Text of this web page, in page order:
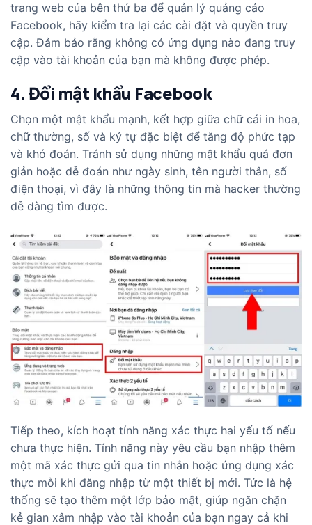
trang web của bên thứ ba để quản lý quảng cáo
Facebook, hãy kiểm tra lại các cài đặt và quyền truy
cập. Đảm bảo rằng không có ứng dụng nào đang truy
cập vào tài khoản của bạn mà không được phép.
4. Đổi mật khẩu Facebook
Chọn một mật khẩu mạnh, kết hợp giữa chữ cái in hoa,
chữ thường, số và ký tự đặc biệt để tăng độ phức tạp
và khó đoán. Tránh sử dụng những mật khẩu quá đơn
giản hoặc dễ đoán như ngày sinh, tên người thân, số
điện thoại, vì đây là những thông tin mà hacker thường
dễ dàng tìm được.
Tiếp theo, kích hoạt tính năng xác thực hai yếu tố nếu
chưa thực hiện. Tính năng này yêu cầu bạn nhập thêm
một mã xác thực gửi qua tin nhắn hoặc ứng dụng xác
thực mỗi khi đăng nhập từ một thiết bị mới. Tức là hệ
thống sẽ tạo thêm một lớp bảo mật, giúp ngăn chặn
kẻ gian xâm nhập vào tài khoản của bạn ngay cả khi